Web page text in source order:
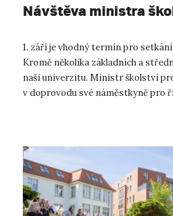
Návštěva ministra
1. září je vhodný termín pro
Kromě několika základních a
naši univerzitu. Ministr školství
v doprovodu své náměstkyně pro